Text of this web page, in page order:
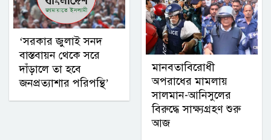
‘সরকার জুলাই সনদ
বাস্তবায়ন থেকে সরে
দাঁড়ালে তা হবে
জনপ্রত্যাশার পরিপন্থি’
মানবতাবিরোধী
অপরাধের মামলায়
সালমান-আনিসুলের
বিরুদ্ধে সাক্ষ্যগ্রহণ শুরু
আজ